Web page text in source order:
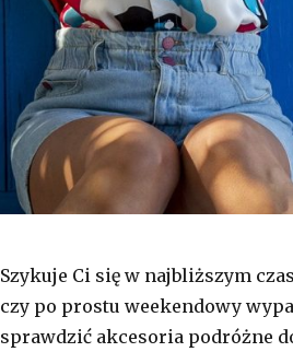
Szykuje Ci się w najbliższym
czy po prostu weekendowy
sprawdzić akcesoria podróżne